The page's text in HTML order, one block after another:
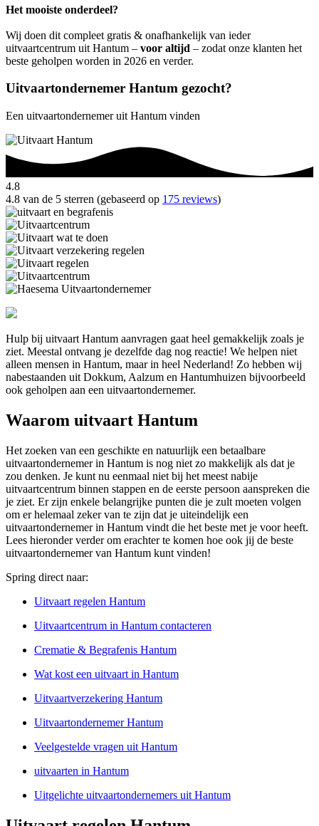
Het mooiste onderdeel?
Wij doen dit compleet gratis & onafhankelijk van ieder
uitvaartcentrum uit Hantum – voor altijd – zodat onze klanten het
beste geholpen worden in 2026 en verder.
Uitvaartondernemer Hantum gezocht?
Een uitvaartondernemer uit Hantum vinden
4.8
4.8 van de 5 sterren (gebaseerd op 175 reviews)
Hulp bij uitvaart Hantum aanvragen gaat heel gemakkelijk zoals je
ziet. Meestal ontvang je dezelfde dag nog reactie! We helpen niet
alleen mensen in Hantum, maar in heel Nederland! Zo hebben wij
nabestaanden uit Dokkum, Aalzum en Hantumhuizen bijvoorbeeld
ook geholpen aan een uitvaartondernemer.
Waarom uitvaart Hantum
Het zoeken van een geschikte en natuurlijk een betaalbare
uitvaartondernemer in Hantum is nog niet zo makkelijk als dat je
zou denken. Je kunt nu eenmaal niet bij het meest nabije
uitvaartcentrum binnen stappen en de eerste persoon aanspreken die
je ziet. Er zijn enkele belangrijke punten die je zult moeten volgen
om er helemaal zeker van te zijn dat je uiteindelijk een
uitvaartondernemer in Hantum vindt die het beste met je voor heeft.
Lees hieronder verder om erachter te komen hoe ook jij de beste
uitvaartondernemer van Hantum kunt vinden!
Spring direct naar:
Uitvaart regelen Hantum
Uitvaartcentrum in Hantum contacteren
Crematie & Begrafenis Hantum
Wat kost een uitvaart in Hantum
Uitvaartverzekering Hantum
Uitvaartondernemer Hantum
Veelgestelde vragen uit Hantum
uitvaarten in Hantum
Uitgelichte uitvaartondernemers uit Hantum